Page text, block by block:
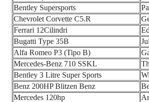
Bentley Supersports
Chevrolet Corvette C5.R
Ferrari 12Cilindri
Bugatti Type 35B
Alfa Romeo P3 (Tipo B)
Mercedes-Benz 710 SSKL
Bentley 3 Litre Super Sports
Benz 200HP Blitzen Benz
Mercedes 120hp